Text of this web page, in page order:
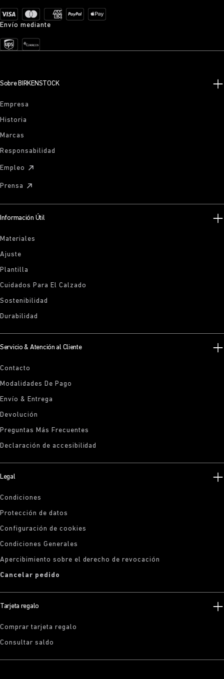
Envío mediante
Sobre BIRKENSTOCK
Empresa
Historia
Marcas
Responsabilidad
Empleo
Prensa
Información Útil
Materiales
Ajuste
Plantilla
Cuidados Para El Calzado
Sostenibilidad
Durabilidad
Servicio & Atención al Cliente
Contacto
Modalidades De Pago
Envío & Entrega
Devolución
Preguntas Más Frecuentes
Declaración de accesibilidad
Legal
Condiciones
Protección de datos
Configuración de cookies
Condiciones Generales
Apercibimiento sobre el derecho de revocación
Cancelar pedido
Tarjeta regalo
Comprar tarjeta regalo
Consultar saldo